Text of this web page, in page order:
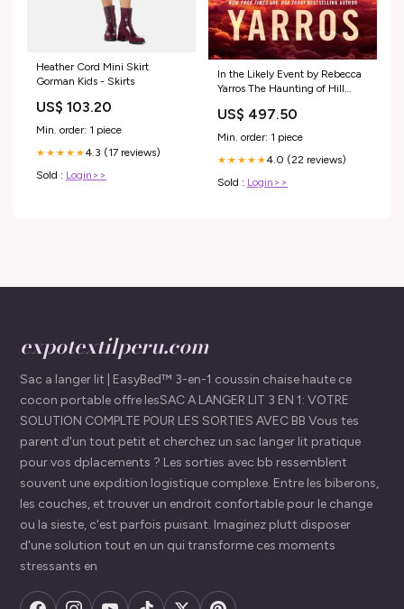
Heather Cord Mini Skirt
Gorman Kids - Skirts
US$ 103.20
Min. order: 1 piece
★★★★★4.3 (17 reviews)
Sold : Login>>
In the Likely Event by Rebecca
Yarros The Haunting of Hill
US$ 497.50
Min. order: 1 piece
★★★★★4.0 (22 reviews)
Sold : Login>>
expotextilperu.com
Sac a langer lit | EasyBed™ 3-en-1 coussin chaise haute ce
cocon portable offre lesSAC A LANGER LIT 3 EN 1: VOTRE
SOLUTION COMPLTE POUR LES SORTIES AVEC BB Vous tes
parent d'un tout petit et cherchez un sac langer lit pratique
pour vos dplacements ? Les sorties avec bb ressemblent
souvent une expdition logistique complexe. Entre les biberons,
les couches, et trouver un endroit confortable pour le change
ou la sieste, c'est parfois puisant. Imaginez plutt disposer
d'une solution tout en un qui transforme ces moments
stressants en